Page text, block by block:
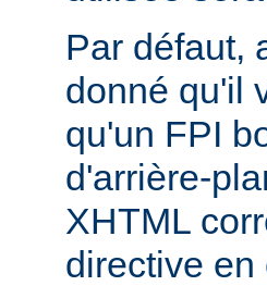
Par défaut,
donné qu'il
qu'un FPI
d'arrière-
XHTML
directive